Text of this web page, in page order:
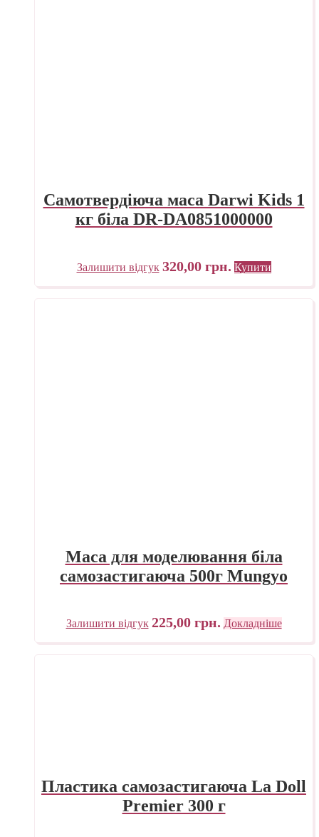
Самотвердіюча маса Darwi Kids 1
кг біла DR-DA0851000000
Залишити відгук 320,00 грн. Купити
Маса для моделювання біла
самозастигаюча 500г Mungyo
Залишити відгук 225,00 грн. Докладніше
Пластика самозастигаюча La Doll
Premier 300 г